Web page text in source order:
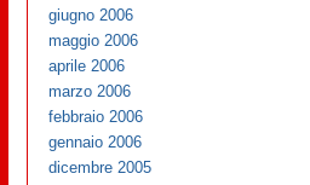
giugno 2006
maggio 2006
aprile 2006
marzo 2006
febbraio 2006
gennaio 2006
dicembre 2005